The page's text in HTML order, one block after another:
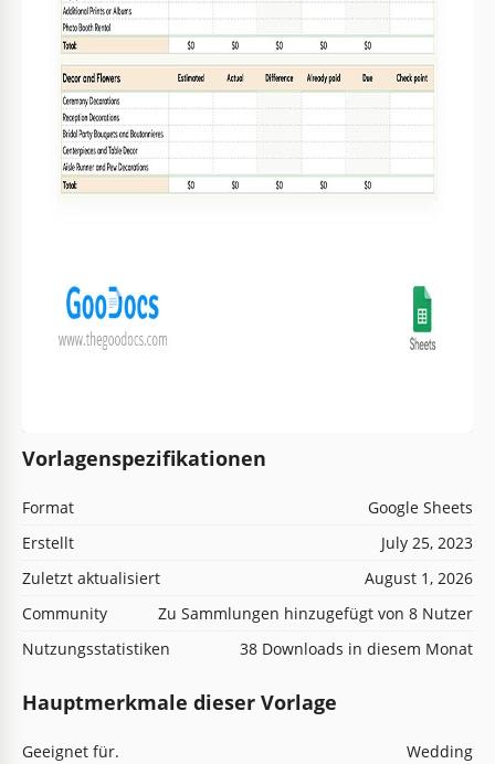
Vorlagenspezifikationen
Format
Google Sheets
Erstellt
July 25, 2023
Zuletzt aktualisiert
August 1, 2026
Community
Zu Sammlungen hinzugefügt von 8 Nutzer
Nutzungsstatistiken
38 Downloads in diesem Monat
Hauptmerkmale dieser Vorlage
Geeignet für.
Wedding